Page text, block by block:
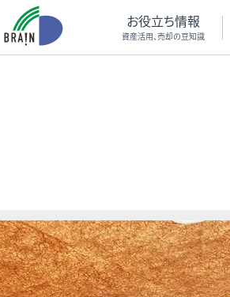
お役立ち情報
資産活用、売却の豆知識